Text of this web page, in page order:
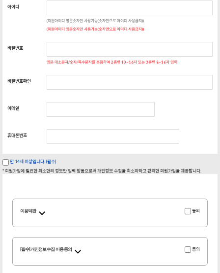
아이디
(회원아이디 영문숫자만 사용가능(숫자만으로 아이디 사용금지))
(회원아이디 영문숫자만 사용가능(숫자만으로 아이디 사용금지))
비밀번호
영문 대소문자/숫자/특수문자를 혼용하여 2종류 10~16자 또는 3종류 8~16자 입력
비밀번호확인
이메일
휴대폰번호
만 14세 이상입니다. (필수)
* 회원가입에 필요한 최소한의 정보만 입력 받음으로써 개인정보 수집을 최소화하고 편리한 회원가입을 제공합니다.
이용약관 동의
[필수] 개인정보 수집·이용 동의 동의